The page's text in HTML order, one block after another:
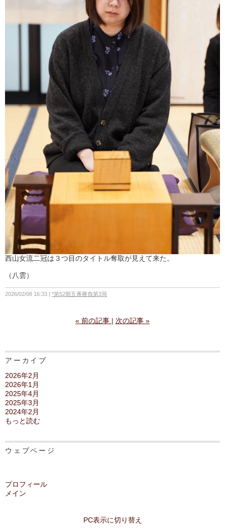
西山女流二冠は３つ目のタイトル奪取が見えて来た。
（八雲）
2026/02/08 16:33 *第52期五番勝負第3局
« 前の記事 次の記事 »
アーカイブ
2026年2月
2026年1月
2025年4月
2025年3月
2024年2月
もっと読む
ウェブページ
プロフィール
メイン
PC表示に切り替え